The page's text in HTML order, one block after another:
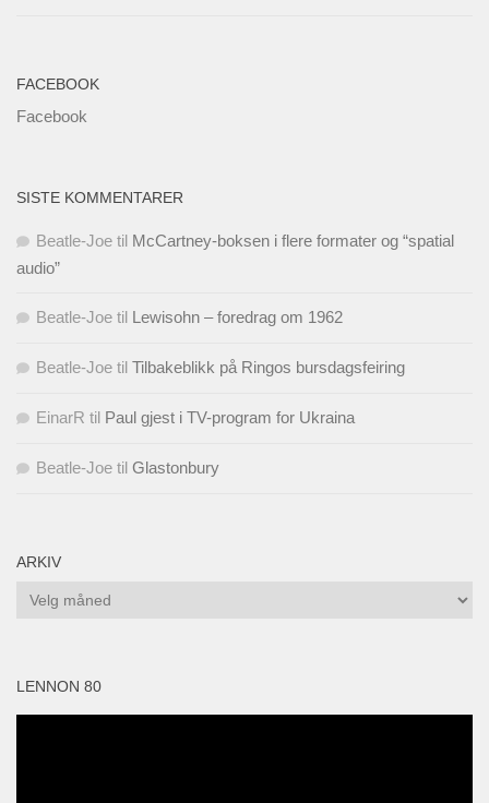
FACEBOOK
Facebook
SISTE KOMMENTARER
Beatle-Joe til McCartney-boksen i flere formater og “spatial
audio”
Beatle-Joe til Lewisohn – foredrag om 1962
Beatle-Joe til Tilbakeblikk på Ringos bursdagsfeiring
EinarR til Paul gjest i TV-program for Ukraina
Beatle-Joe til Glastonbury
ARKIV
Arkiv
LENNON 80